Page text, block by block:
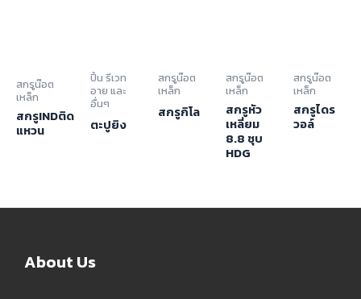
สกรูน๊อต
เหล็ก
สกรูINDติด
แหวน
ปิ้น รีเวท
อาย และ
อื่นๆ
ตะปูยิง
สกรูน๊อต
เหล็ก
สกรูกิโล
สกรูน๊อต
เหล็ก
สกรูหัว
เหลี่ยม
8.8 ชุบ
HDG
สกรูน๊อต
เหล็ก
สกรูไดร
วอล์
About Us